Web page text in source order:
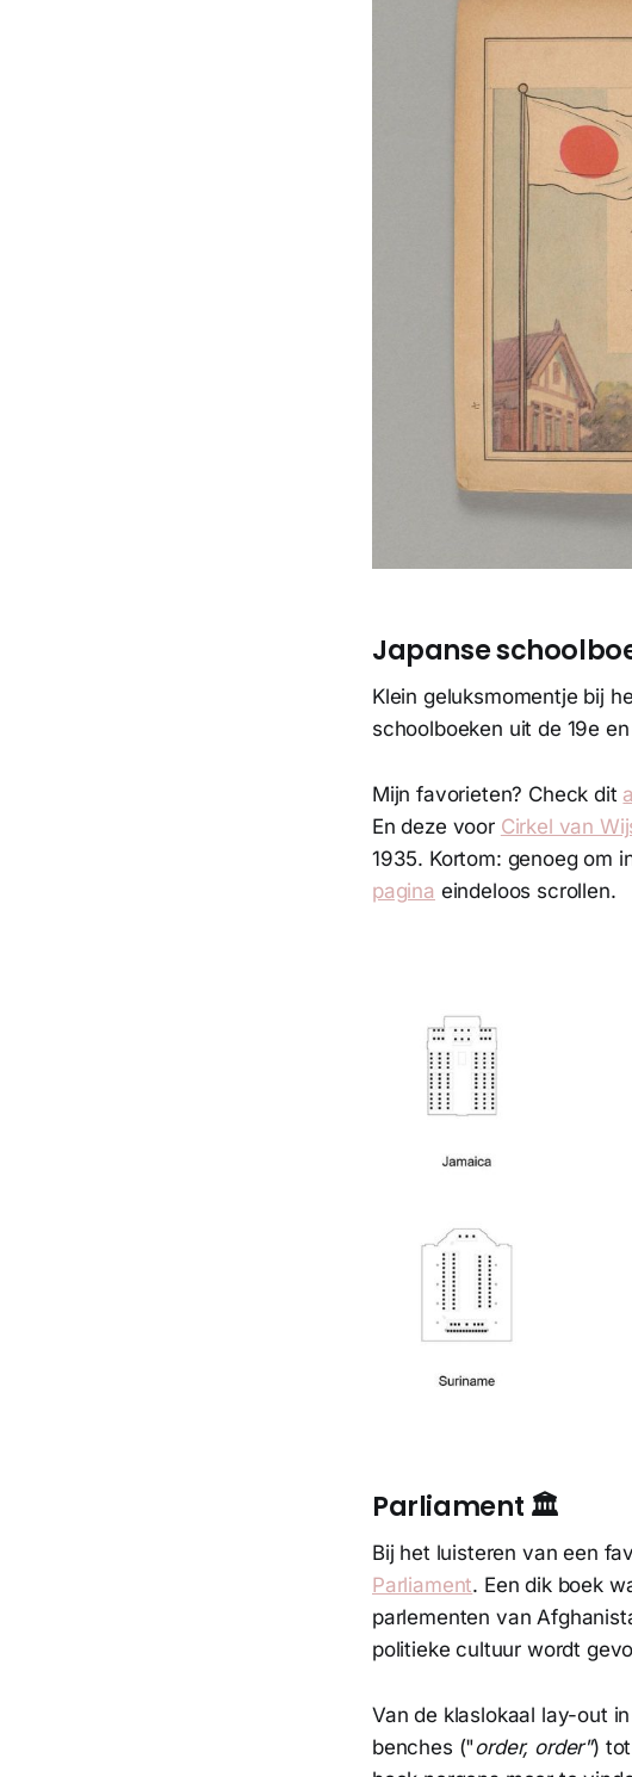
Japanse
Klein geluksmomentje bij
schoolboeken uit de 19e
Mijn favorieten? Check dit
En deze voor Cirkel van
1935. Kortom: genoeg om
pagina eindeloos scrollen.
Parliament 🏛️
Bij het luisteren van een
Parliament. Een dik boek
parlementen van
politieke cultuur wordt
Van de klaslokaal lay-out
benches ("order, order")